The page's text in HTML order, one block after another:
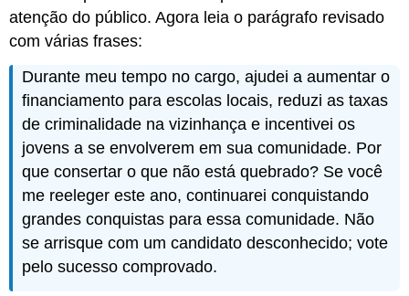
usando
um
—
Unindo
ideias
usando
uma
relativa
Unindo
ideias
usando
atenção do público. Agora leia o parágrafo revisado
com várias frases:
Durante meu tempo no cargo, ajudei a aumentar o
financiamento para escolas locais, reduzi as taxas
de criminalidade na vizinhança e incentivei os
jovens a se envolverem em sua comunidade. Por
que consertar o que não está quebrado? Se você
me reeleger este ano, continuarei conquistando
grandes conquistas para essa comunidade. Não
se arrisque com um candidato desconhecido; vote
pelo sucesso comprovado.